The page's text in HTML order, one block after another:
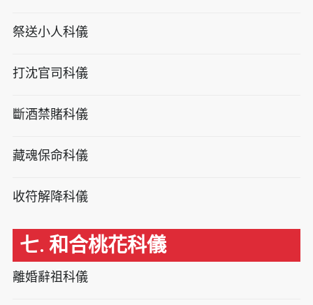
祭送小人科儀
打沈官司科儀
斷酒禁賭科儀
藏魂保命科儀
收符解降科儀
七. 和合桃花科儀
離婚辭祖科儀